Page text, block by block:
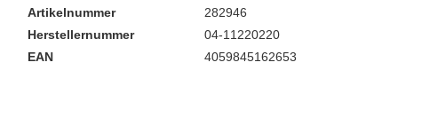
Artikelnummer
282946
Herstellernummer
04-11220220
EAN
4059845162653